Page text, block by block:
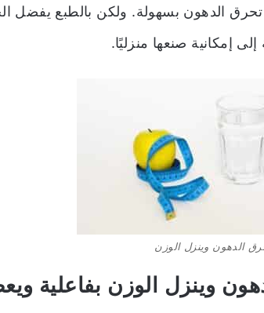
تحرق الدهون بسهولة. ولكن بالطبع يفضل
إلى إمكانية صنعها منزليًا.
الدهون وينزل الوزن
وينزل الوزن بفاعلية